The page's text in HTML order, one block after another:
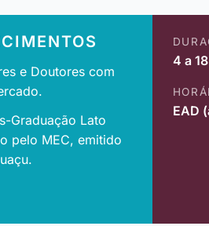
e Doutores com
Graduação Lato
pelo MEC, emitido
4 a
EAD